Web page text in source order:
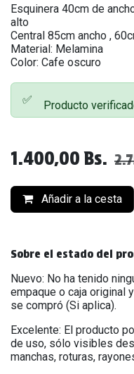
Esquinera 40cm de
alto
Central 85cm ancho ,
Material: Melamina
Color: Cafe oscuro
✅ Producto
1.400,00 Bs.
Añadir a la cesta
Sobre el estado del
Nuevo: No ha tenido
empaque o caja original
se compró (Si aplica).
Excelente: El producto
de uso, sólo visibles
manchas, roturas,